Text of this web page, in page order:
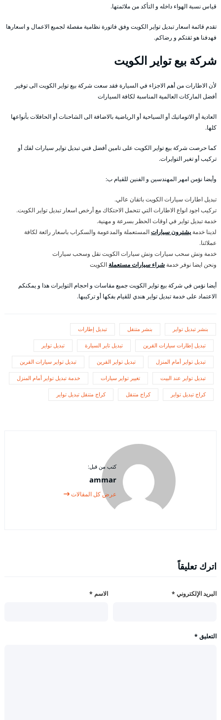
قياس نسبة الهواء داخله و التأكد من ملائمتها.
تقدم قائمة اسعار تبديل تواير الكويت وفق فاتورة نظامية مفصلة لجميع الاعمال و اسعارها
فهدفنا هو ثقتكم و رضاكم.
شركة بيع تواير الكويت
لأن الاطارات من أهم الاجزاء في السيارة فقد سعت شركة بيع تواير الكويت الى توفير
أفضل الماركات العالمية المناسبة لكافة السيارات
العادية أو الاتوماتيك أو السياحية أو الرياضية بالاضافة الى الشاحنات أو الحافلات بأنواعها
كلها.
كما حرصت شركة بيع تواير الكويت على تامين أفضل فني تبديل تواير سيارات لفك أو
تركيب أو تغير التوايرات.
وأيضا نؤمن امهر المهندسين و الفنين للقيام ب:
تبديل اطارات سيارات الكويت باتقان عالي.
تركيب اجود انواع الاطارات التي تتحمل الاحتكاك مع أرخص اسعار تبديل تواير الكويت.
خدمة تبديل تواير في اوقات الحظر بسرعة و مهنية.
لدينا خدمةيشترون سياراتالمستعملة والمدعومة والسكراب باسعار رائعة لكافة
عملائنا.
خدمة ونش سحب سيارات ونش سيارات الكويت نقل وسحب سيارات
ونحن ايضا نوفر خدمة شراء سيارات مستعملة الكويت
أيضا نؤمن في شركة بيع تواير الكويت جميع مقاسات و احجام التوايرات هذا و يمكنكم
الاعتماد على خدمة تبديل تواير هندي للقيام بفكها أو تركيبها.
بنشر تبديل تواير بنشر متنقل تبديل إطارات
تبديل إطارات سيارات القرين تبديل تاير السيارة تبديل تواير
تبديل تواير أمام المنزل تبديل تواير القرين تبديل تواير سيارات القرين
تبديل تواير عند البيت تغيير تواير سيارات خدمة تبديل تواير أمام المنزل
كراج تبديل تواير كراج متنقل كراج متنقل تبديل تواير
كتب من قبل:
ammar
عرض كل المقالات
اترك تعليقاً
الاسم * البريد الإلكتروني *
التعليق *